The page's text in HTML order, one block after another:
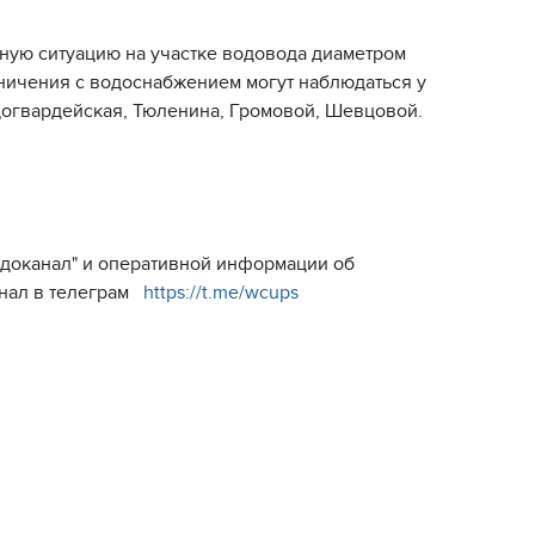
ситуацию на участке водовода диаметром
с водоснабжением могут наблюдаться у
Тюленина, Громовой, Шевцовой.
и оперативной информации об
в телеграм https://t.me/wcups